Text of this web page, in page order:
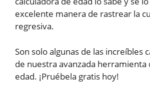
excelente manera de rastrear la
regresiva.
Son solo algunas de las increíbles
de nuestra avanzada herramienta
edad. ¡Pruébela gratis hoy!